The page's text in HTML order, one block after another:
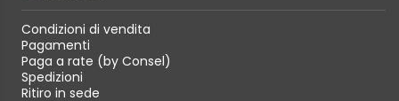
Condizioni di vendita
Pagamenti
Paga a rate (by Consel)
Spedizioni
Ritiro in sede